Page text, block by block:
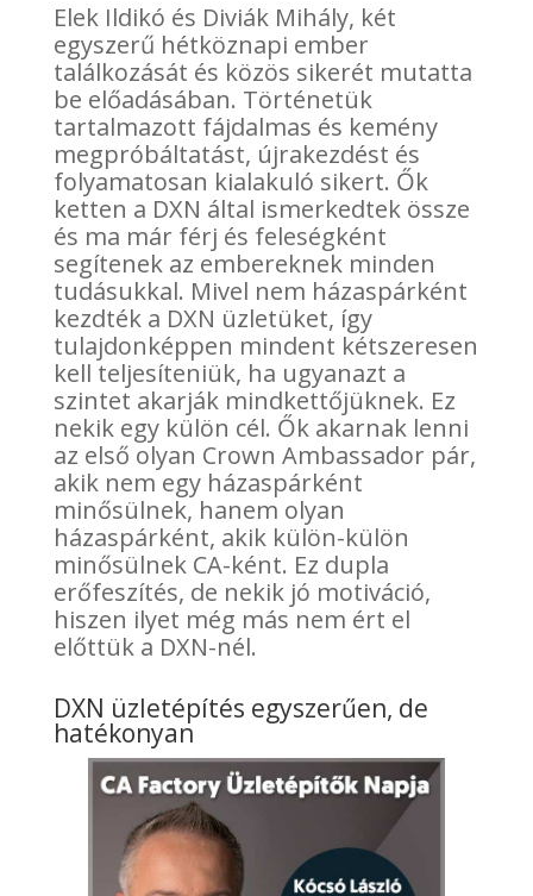
Elek Ildikó és Diviák Mihály, két
egyszerű hétköznapi ember
találkozását és közös sikerét mutatta
be előadásában. Történetük
tartalmazott fájdalmas és kemény
megpróbáltatást, újrakezdést és
folyamatosan kialakuló sikert. Ők
ketten a DXN által ismerkedtek össze
és ma már férj és feleségként
segítenek az embereknek minden
tudásukkal. Mivel nem házaspárként
kezdték a DXN üzletüket, így
tulajdonképpen mindent kétszeresen
kell teljesíteniük, ha ugyanazt a
szintet akarják mindkettőjüknek. Ez
nekik egy külön cél. Ők akarnak lenni
az első olyan Crown Ambassador pár,
akik nem egy házaspárként
minősülnek, hanem olyan
házaspárként, akik külön-külön
minősülnek CA-ként. Ez dupla
erőfeszítés, de nekik jó motiváció,
hiszen ilyet még más nem ért el
előttük a DXN-nél.
DXN üzletépítés egyszerűen, de
hatékonyan